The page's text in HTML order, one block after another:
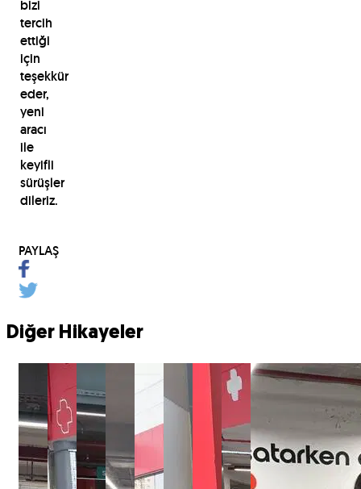
bizi
tercih
ettiği
için
teşekkür
eder,
yeni
aracı
ile
keyifli
sürüşler
dileriz.
PAYLAŞ
Diğer Hikayeler